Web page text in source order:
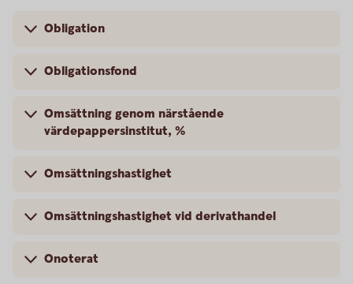
Obligation
Obligationsfond
Omsättning genom närstående
värdepappersinstitut, %
Omsättningshastighet
Omsättningshastighet vid derivathandel
Onoterat